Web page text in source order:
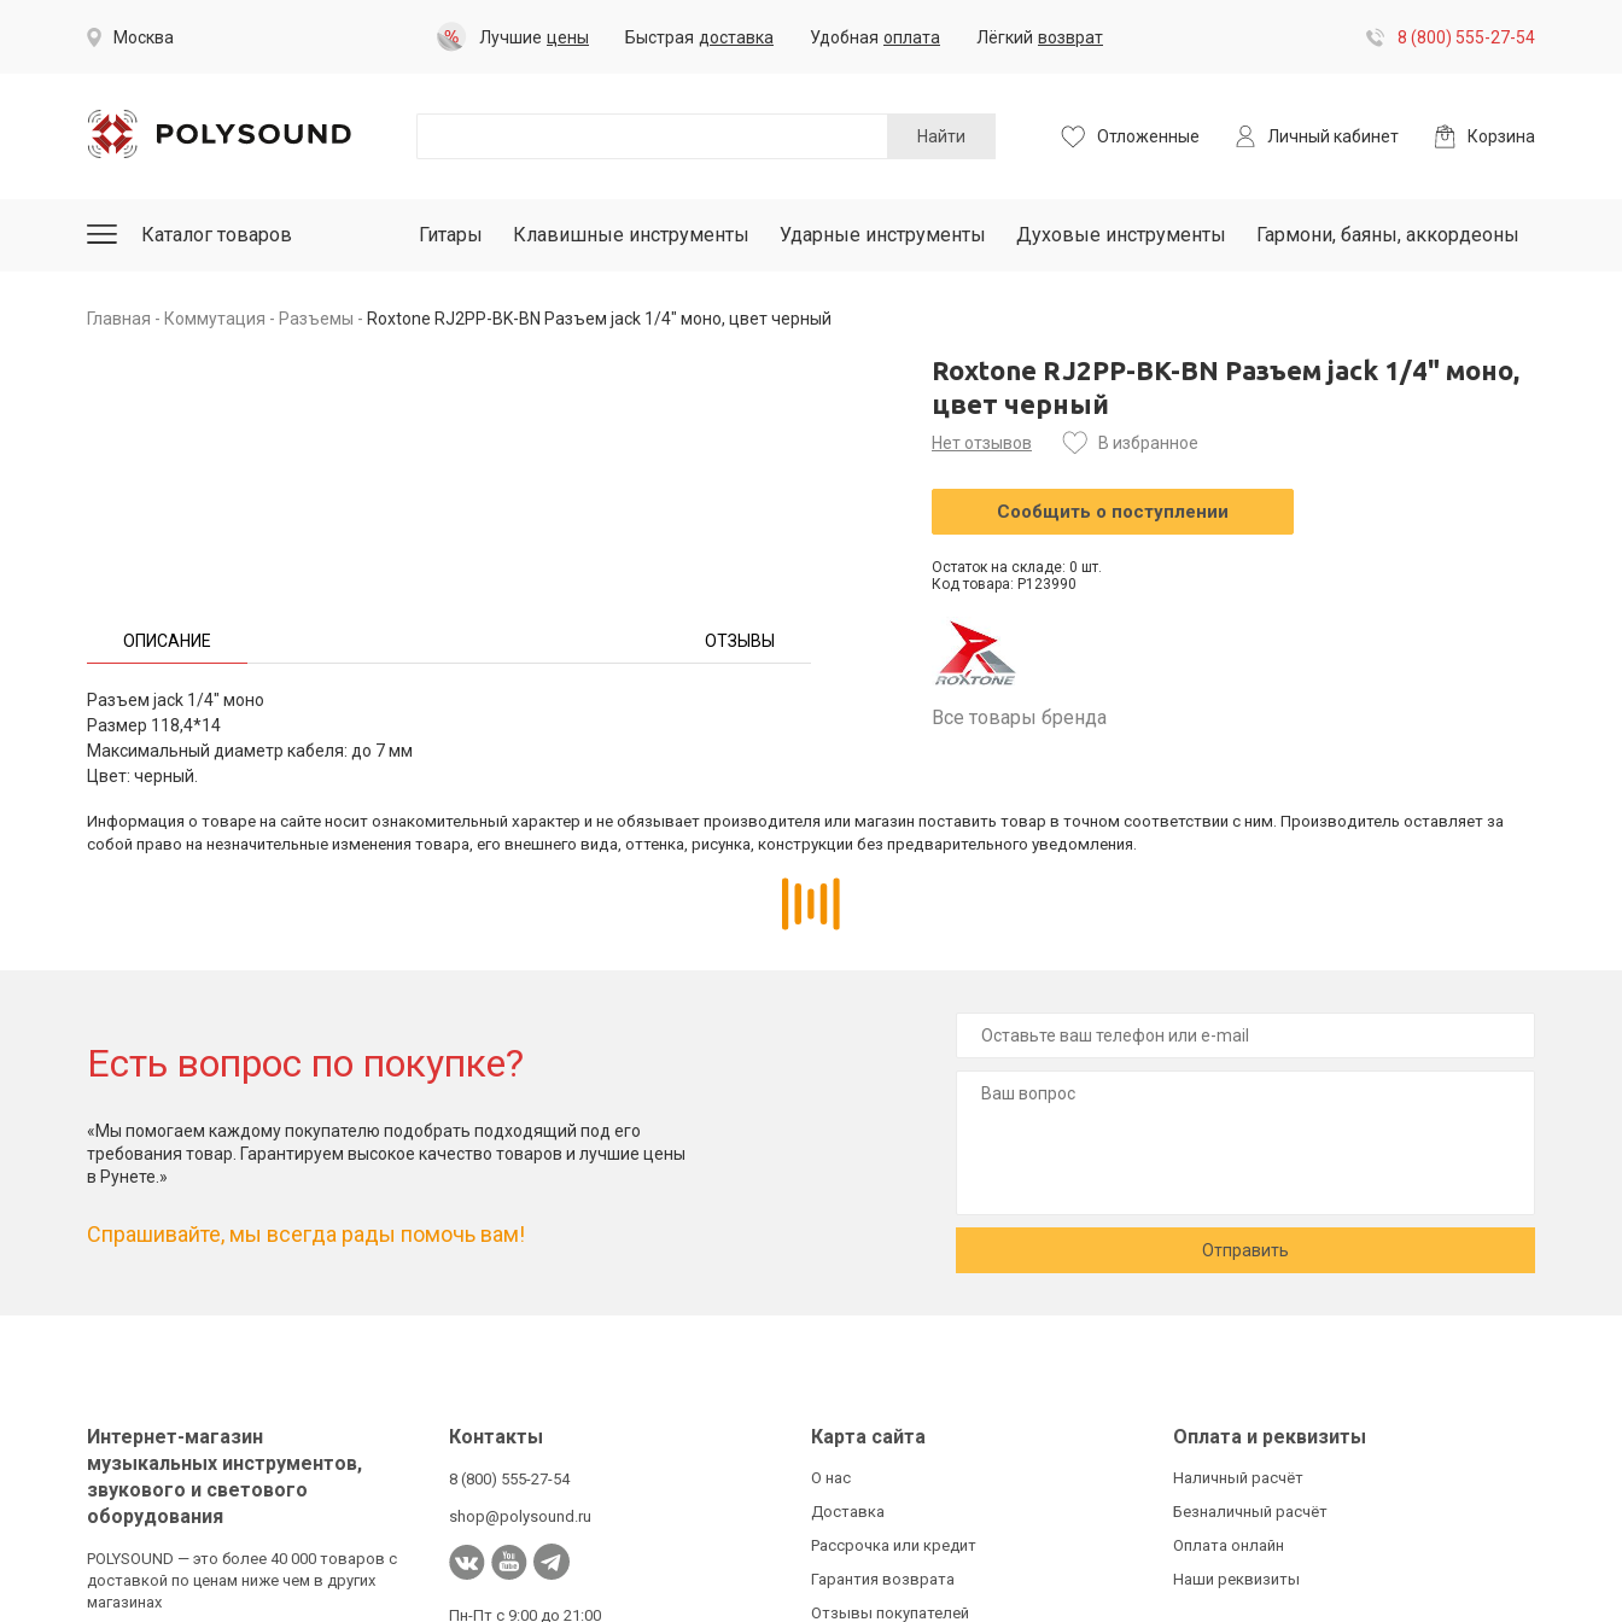
Москва Лучшие цены Быстрая доставка Удобная оплата Лёгкий возврат 8 (800) 555-27-54
Найти Отложенные Личный кабинет Корзина
Каталог товаров Гитары Клавишные инструменты Ударные инструменты Духовые инструменты Гармони, баяны, аккордеоны
Главная Коммутация Разъемы Roxtone RJ2PP-BK-BN Разъем jack 1/4" моно, цвет черный
ОПИСАНИЕ ОТЗЫВЫ
Разъем jack 1/4" моно
Размер 118,4*14
Максимальный диаметр кабеля: до 7 мм
Цвет: черный.
Roxtone RJ2PP-BK-BN Разъем jack 1/4" моно,
цвет черный
Нет отзывов В избранное
Сообщить о поступлении
Остаток на складе: 0 шт.
Код товара: P123990
Все товары бренда
Информация о товаре на сайте носит ознакомительный характер и не обязывает производителя или магазин поставить товар в точном соответствии с ним. Производитель оставляет за
собой право на незначительные изменения товара, его внешнего вида, оттенка, рисунка, конструкции без предварительного уведомления.
Есть вопрос по покупке?
«Мы помогаем каждому покупателю подобрать подходящий под его
требования товар. Гарантируем высокое качество товаров и лучшие цены
в Рунете.»
Спрашивайте, мы всегда рады помочь вам!
Отправить
Интернет-магазин
музыкальных инструментов,
звукового и светового
оборудования
POLYSOUND — это более 40 000 товаров с
доставкой по ценам ниже чем в других
магазинах
Контакты
8 (800) 555-27-54
shop@polysound.ru
Пн-Пт с 9:00 до 21:00
Карта сайта
О нас
Доставка
Рассрочка или кредит
Гарантия возврата
Отзывы покупателей
Оплата и реквизиты
Наличный расчёт
Безналичный расчёт
Оплата онлайн
Наши реквизиты